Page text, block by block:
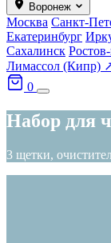
Воронеж
Москва Санкт-
Екатеринбург
Сахалинск
Лимассол (Кипр)
0
Набор для
3 щетки,